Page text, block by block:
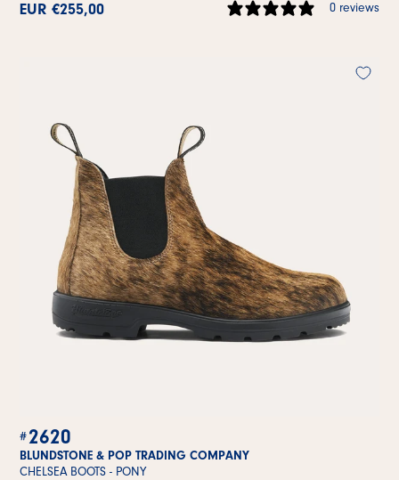
EUR €255,00 0 reviews
BLUNDSTONE & POP TRADING COMPANY
CHELSEA BOOTS - PONY
2620